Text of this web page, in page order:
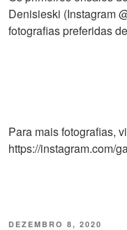
Denisieski (Instagram
fotografias preferidas
Para mais fotografias,
https://instagram.com/
DEZEMBRO 8, 2020